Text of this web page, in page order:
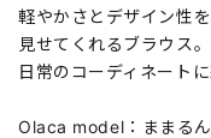
軽やかさとデザイン性
見せてくれるブラウス。
日常のコーディネート
Olaca model：ままる